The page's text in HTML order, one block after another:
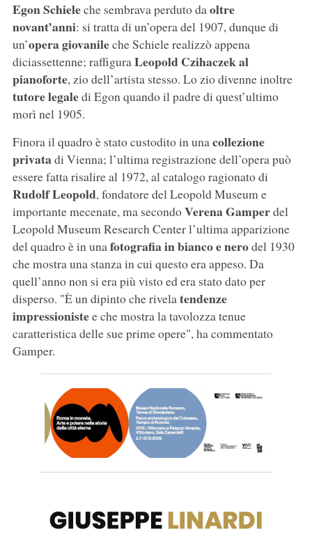
Egon Schieleche sembrava perduto daoltre
novant’anni: si tratta di un’opera del 1907, dunque di
un’opera giovanileche Schiele realizzò appena
diciassettenne; raffiguraLeopold Czihaczek al
pianoforte, zio dell’artista stesso. Lo zio divenne inoltre
tutore legaledi Egon quando il padre di quest’ultimo
morì nel 1905.
Finora il quadro è stato custodito in unacollezione
privatadi Vienna; l’ultima registrazione dell’opera può
essere fatta risalire al 1972, al catalogo ragionato di
Rudolf Leopold, fondatore del Leopold Museum e
importante mecenate, ma secondoVerena Gamperdel
Leopold Museum Research Center l’ultima apparizione
del quadro è in unafotografia in bianco e nerodel 1930
che mostra una stanza in cui questo era appeso. Da
quell’anno non si era più visto ed era stato dato per
disperso. "È un dipinto che rivelatendenze
impressionistee che mostra la tavolozza tenue
caratteristica delle sue prime opere", ha commentato
Gamper.